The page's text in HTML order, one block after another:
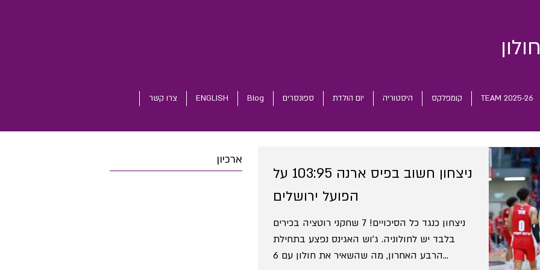
חולון
TEAM 2025-26 קומפלקס היסטוריה יום הולדת ספונסרים Blog
ENGLISH צרו קשר
ארכיון
ניצחון חשוב בפיס ארנה 103:95 על
הפועל ירושלים
ניצחון כנגד כל הסיכויים! 7 שחקני רוטציה בכירים
בלבד יש לחולוניה. ג'וש האגינס נפצע בתחילת
הרבע האחרון, מה שהשאיר את חולון עם 6